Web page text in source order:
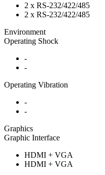
2 x RS-232/422/485
2 x RS-232/422/485
Environment
Operating Shock
-
-
Operating Vibration
-
-
Graphics
Graphic Interface
HDMI + VGA
HDMI + VGA